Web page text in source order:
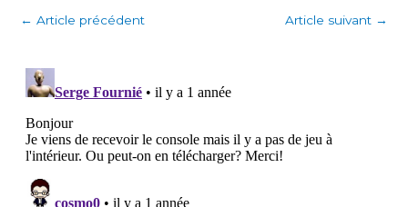
← Article précédent Article suivant →